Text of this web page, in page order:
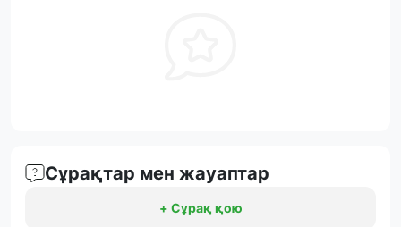
Сұрақтар мен жауаптар
+ Сұрақ қою